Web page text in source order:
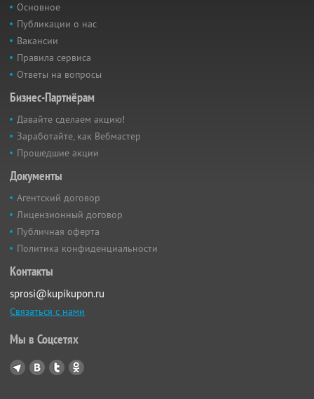
Основное
Публикации о нас
Вакансии
Правила сервиса
Ответы на вопросы
Бизнес-Партнёрам
Давайте сделаем акцию!
Заработайте, как Вебмастер
Прошедшие акции
Документы
Агентский договор
Лицензионный договор
Публичная оферта
Политика конфиденциальности
Контакты
sprosi@kupikupon.ru
Связаться с нами
Мы в Соцсетях